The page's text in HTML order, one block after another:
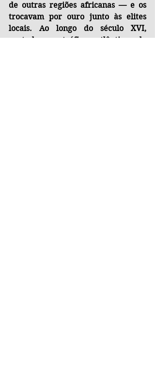
de outras regiões africanas — e os
trocavam por ouro junto às elites
locais. Ao longo do século XVI,
contudo, o tráfico atlântico de